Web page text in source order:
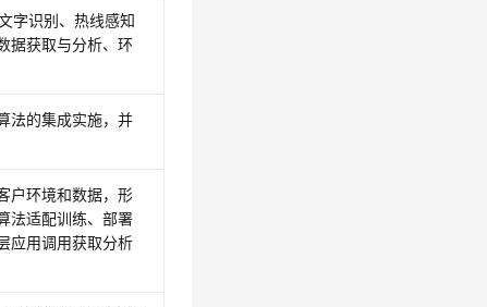
字识别、热线感知
据获取与分析、环
法的集成实施，并
户环境和数据，形
法适配训练、部署
应用调用获取分析